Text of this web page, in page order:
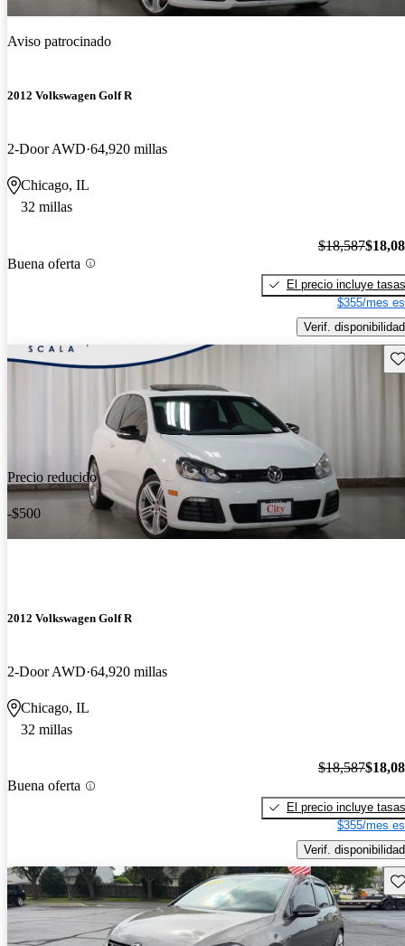
Aviso patrocinado
2012 Volkswagen Golf R
2-Door AWD 64,920 millas
Chicago, IL
32 millas
Buena oferta
$18,587
El precio incluye tasas
$355/mes
Verif. disponibilidad
Precio reducido
-$500
2012 Volkswagen Golf R
2-Door AWD 64,920 millas
Chicago, IL
32 millas
Buena oferta
$18,587
El precio incluye tasas
$355/mes
Verif. disponibilidad